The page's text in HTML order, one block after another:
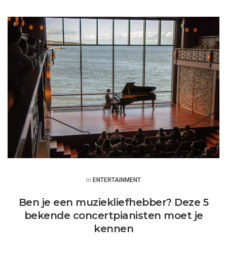
Posted
in ENTERTAINMENT
Ben je een muziekliefhebber? Deze 5
bekende concertpianisten moet je
kennen